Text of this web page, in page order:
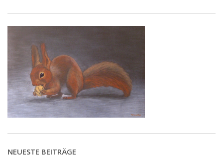
NEUESTE BEITRÄGE